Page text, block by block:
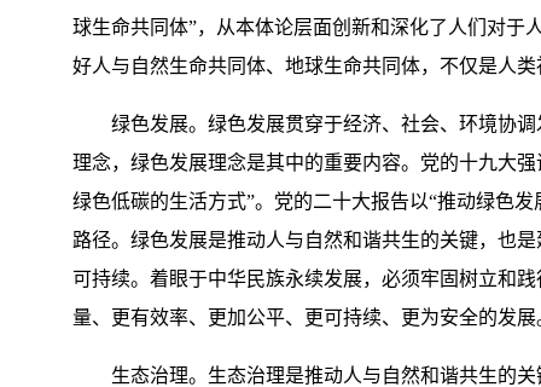
球生命共同体”，从本体论层面创新和深化了人们对
好人与自然生命共同体、地球生命共同体，不仅是人
绿色发展。绿色发展贯穿于经济、社会、环境协调
理念，绿色发展理念是其中的重要内容。党的十九大
绿色低碳的生活方式”。党的二十大报告以“推动绿色
路径。绿色发展是推动人与自然和谐共生的关键，也
可持续。着眼于中华民族永续发展，必须牢固树立和
量、更有效率、更加公平、更可持续、更为安全的发
生态治理。生态治理是推动人与自然和谐共生的关